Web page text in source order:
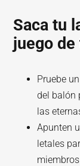
Saca tu
juego
Pruebe
del balón
las
Apunten
letales